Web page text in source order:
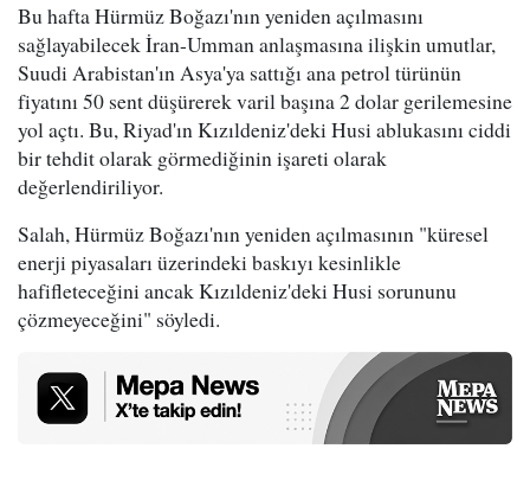
Bu hafta Hürmüz Boğazı'nın yeniden açılmasını
sağlayabilecek İran-Umman anlaşmasına ilişkin umutlar,
Suudi Arabistan'ın Asya'ya sattığı ana petrol türünün
fiyatını 50 sent düşürerek varil başına 2 dolar gerilemesine
yol açtı. Bu, Riyad'ın Kızıldeniz'deki Husi ablukasını ciddi
bir tehdit olarak görmediğinin işareti olarak
değerlendiriliyor.
Salah, Hürmüz Boğazı'nın yeniden açılmasının "küresel
enerji piyasaları üzerindeki baskıyı kesinlikle
hafifleteceğini ancak Kızıldeniz'deki Husi sorununu
çözmeyeceğini" söyledi.